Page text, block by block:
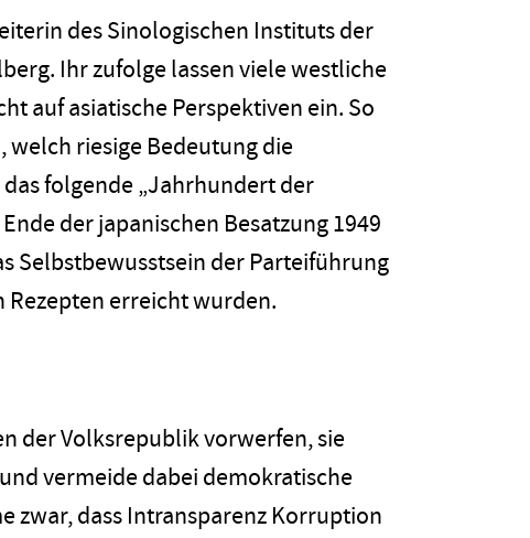
des Sinologischen Instituts der
Ihr zufolge lassen viele westliche
auf asiatische Perspektiven ein. So
welch riesige Bedeutung die
folgende „Jahrhundert der
der japanischen Besatzung 1949
Selbstbewusstsein der Parteiführung
erreicht wurden.
der Volksrepublik vorwerfen, sie
vermeide dabei demokratische
zwar, dass Intransparenz Korruption